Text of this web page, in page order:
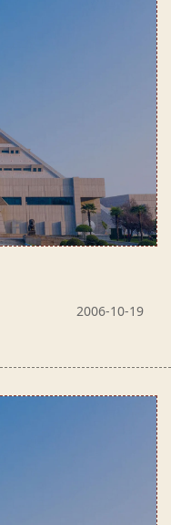
2006-10-19